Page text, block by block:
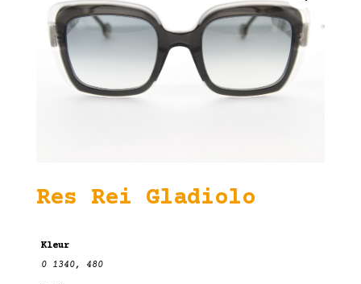
Res Rei Gladiolo
Kleur
0 1340, 480